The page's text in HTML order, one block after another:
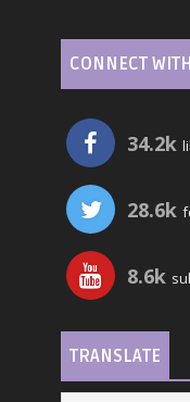
CONNECT
34.2k
28.6k
8.6k
TRANSLATE